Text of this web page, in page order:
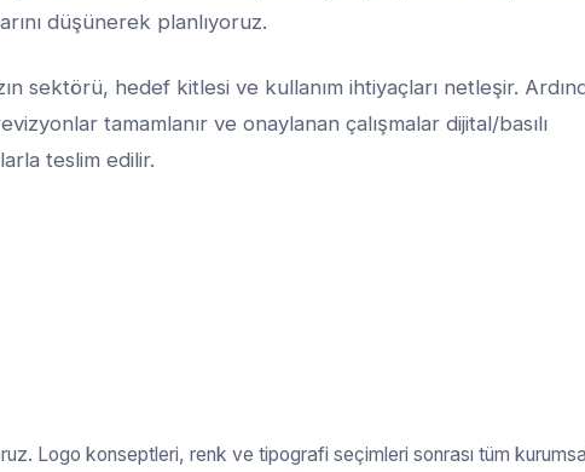
düşünerek planlıyoruz.
sektörü, hedef kitlesi ve kullanım ihtiyaçları netleşir.
tamamlanır ve onaylanan çalışmalar dijital/basılı
teslim edilir.
Logo konseptleri, renk ve tipografi seçimleri sonrası tüm